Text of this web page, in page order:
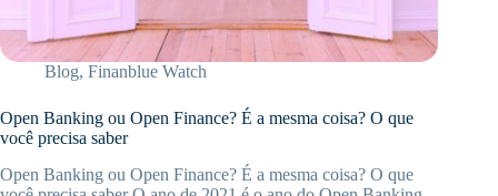
Blog, Finanblue Watch
Open Banking ou Open Finance? É a mesma coisa? O que
você precisa saber
Open Banking ou Open Finance? É a mesma coisa? O que